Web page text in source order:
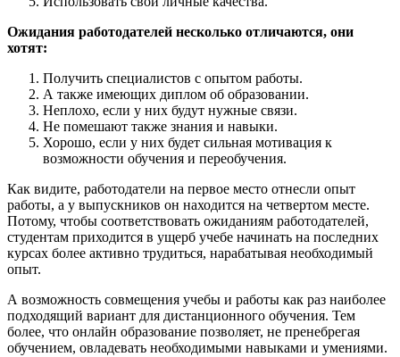
Ожидания работодателей несколько отличаются, они
хотят:
Получить специалистов с опытом работы.
А также имеющих диплом об образовании.
Неплохо, если у них будут нужные связи.
Не помешают также знания и навыки.
Хорошо, если у них будет сильная мотивация к
возможности обучения и переобучения.
Как видите, работодатели на первое место отнесли опыт
работы, а у выпускников он находится на четвертом месте.
Потому, чтобы соответствовать ожиданиям работодателей,
студентам приходится в ущерб учебе начинать на последних
курсах более активно трудиться, нарабатывая необходимый
опыт.
А возможность совмещения учебы и работы как раз наиболее
подходящий вариант для дистанционного обучения. Тем
более, что онлайн образование позволяет, не пренебрегая
обучением, овладевать необходимыми навыками и умениями.